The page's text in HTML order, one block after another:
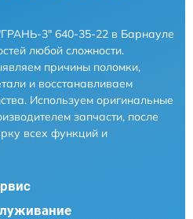
3" 640-35-22 в Барнауле
любой сложности.
причины поломки,
и восстанавливаем
Используем оригинальные
запчасти, после
всех функций и